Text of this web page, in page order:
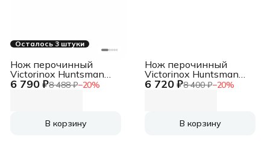
Осталось 3 штуки
6 790 ₽8 488 ₽−20%
Нож перочинный
Victorinox Huntsman
(1.3713.T) 91мм
В корзину
6 720 ₽8 400 ₽−20%
Нож перочинный
Victorinox Huntsman
(1.3713.3) 91мм
В корзину